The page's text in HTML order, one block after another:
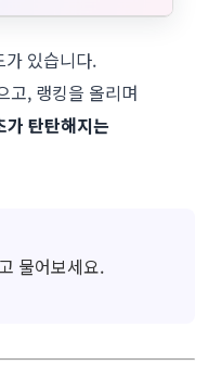
가 있습니다.
고, 랭킹을 올리며
가 탄탄해지는
물어보세요.